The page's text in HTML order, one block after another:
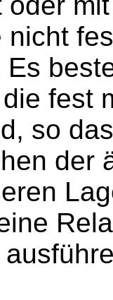
nicht
fest
so
der